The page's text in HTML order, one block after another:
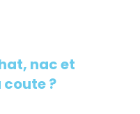
nac et
?